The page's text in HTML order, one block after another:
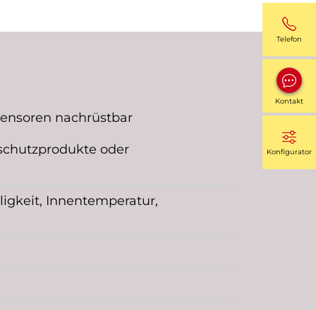
nachrüstbar
oder
Innentemperatur,
Telefon
Kontakt
Konfigurator